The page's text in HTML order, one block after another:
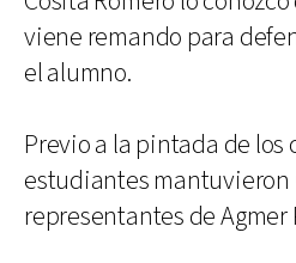
viene remando para
el alumno.
Previo a la pintada de los
estudiantes mantuvieron
representantes de Agmer